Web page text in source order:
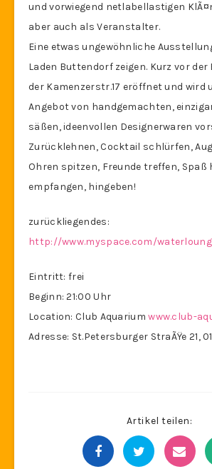
und vorwiegend netlabellastigen
aber auch als Veranstalter.
Eine etwas ungewöhnliche
Laden Buttendorf zeigen. Kurz vor der
der Kamenzerstr.17 eröffnet und wird
Angebot von handgemachten,
säßen, ideenvollen Designerwaren
Zurücklehnen, Cocktail schlürfen,
Ohren spitzen, Freunde treffen, Spaß
empfangen, hingeben!
zurückliegendes:
http://www.myspace.com/
Eintritt: frei
Beginn: 21:00 Uhr
Location: Club Aquariumwww.club-
Adresse: St.Petersburger StraÃŸe 21,
Artikel teilen: